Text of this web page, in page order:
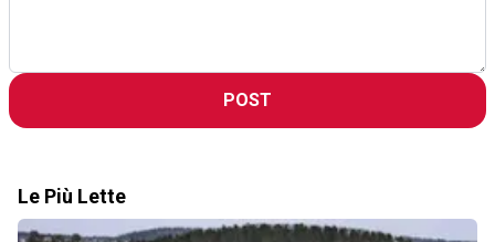
POST
Le Più Lette